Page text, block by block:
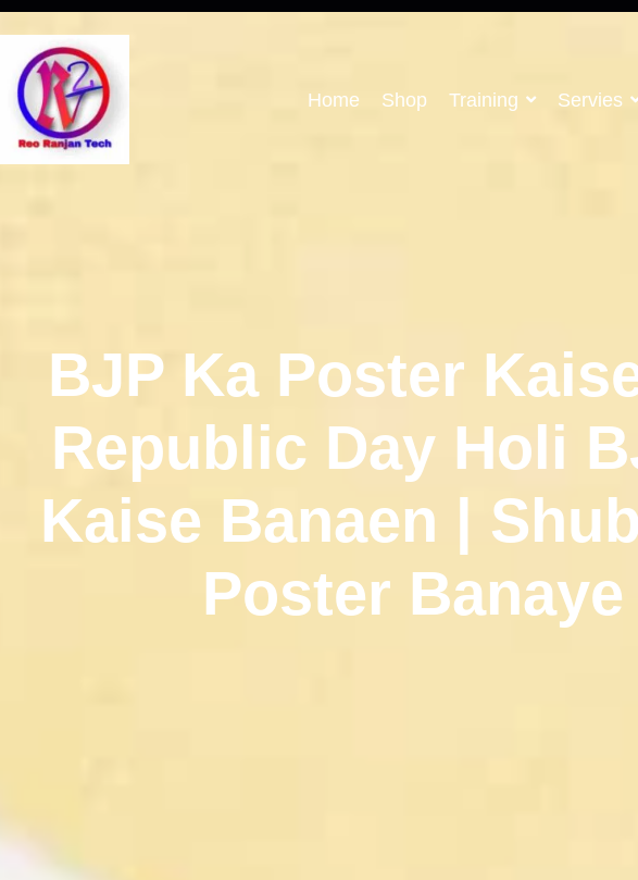
Home Shop Training Servies
BJP Ka Poster
Republic Day Holi
Kaise Banaen |
Poster Banaye